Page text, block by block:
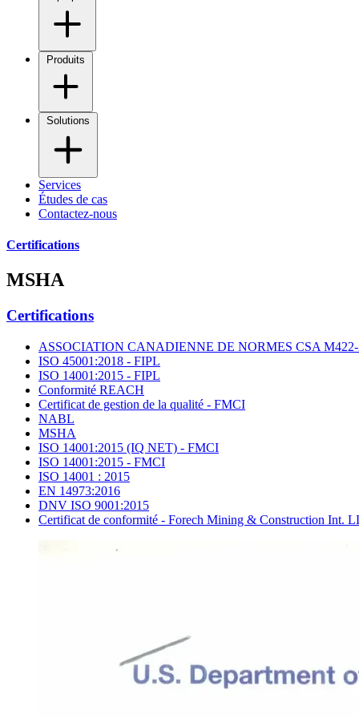
Services
Études de cas
Contactez-nous
Certifications
MSHA
Certifications
ASSOCIATION CANADIENNE DE NORMES CSA
ISO 45001:2018 - FIPL
ISO 14001:2015 - FIPL
Conformité REACH
Certificat de gestion de la qualité - FMCI
NABL
MSHA
ISO 14001:2015 (IQ NET) - FMCI
ISO 14001:2015 - FMCI
ISO 14001 : 2015
EN 14973:2016
DNV ISO 9001:2015
Certificat de conformité - Forech Mining & Construction Int.